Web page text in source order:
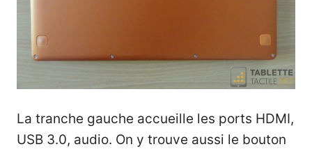
La tranche gauche accueille les ports HDMI,
USB 3.0, audio. On y trouve aussi le bouton